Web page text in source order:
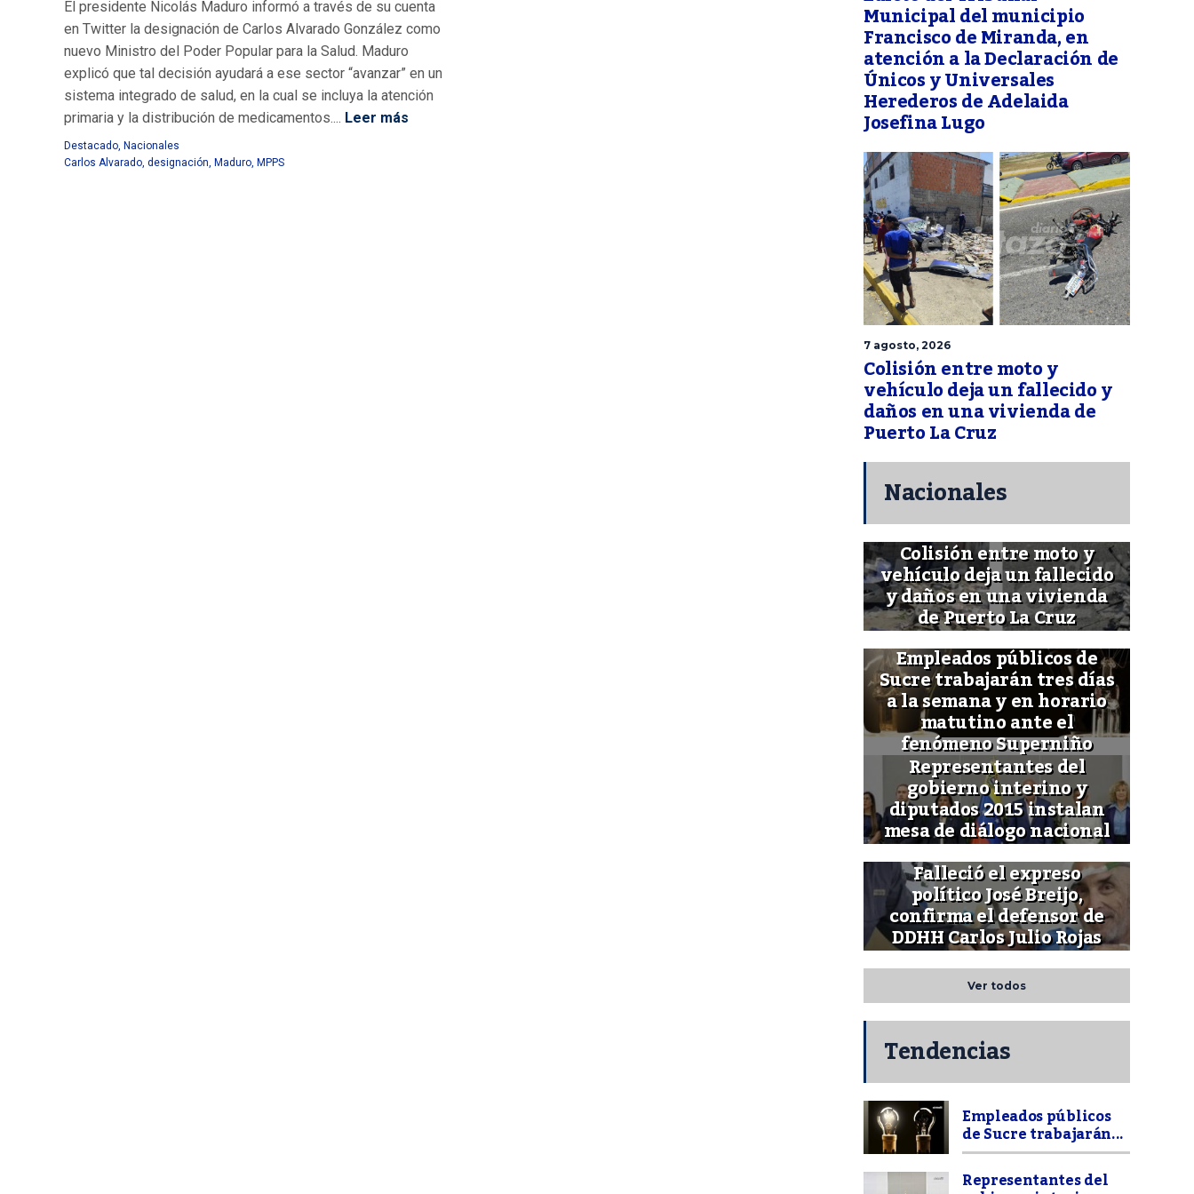
El presidente Nicolás Maduro informó a través de su cuenta
en Twitter la designación de Carlos Alvarado González como
nuevo Ministro del Poder Popular para la Salud. Maduro
explicó que tal decisión ayudará a ese sector “avanzar” en un
sistema integrado de salud, en la cual se incluya la atención
primaria y la distribución de medicamentos.... Leer más
Destacado, Nacionales
Carlos Alvarado, designación, Maduro, MPPS
Municipal del municipio
Francisco de Miranda, en
atención a la Declaración de
Únicos y Universales
Herederos de Adelaida
Josefina Lugo
7 agosto, 2026
Colisión entre moto y
vehículo deja un fallecido y
daños en una vivienda de
Puerto La Cruz
Nacionales
Colisión entre moto y
vehículo deja un fallecido
y daños en una vivienda
de Puerto La Cruz
Empleados públicos de
Sucre trabajarán tres días
a la semana y en horario
matutino ante el
fenómeno Superniño
Representantes del
gobierno interino y
diputados 2015 instalan
mesa de diálogo nacional
Falleció el expreso
político José Breijo,
confirma el defensor de
DDHH Carlos Julio Rojas
Ver todos
Tendencias
Empleados públicos
de Sucre trabajarán...
Representantes del